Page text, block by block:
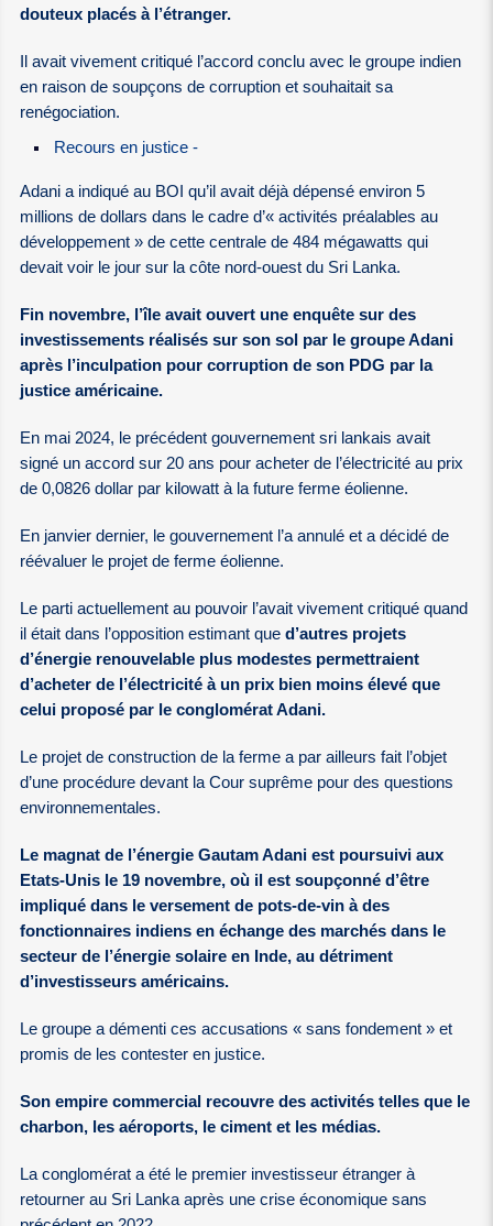
douteux placés à l’étranger.
Il avait vivement critiqué l’accord conclu avec le groupe indien
en raison de soupçons de corruption et souhaitait sa
renégociation.
Recours en justice -
Adani a indiqué au BOI qu’il avait déjà dépensé environ 5
millions de dollars dans le cadre d’« activités préalables au
développement » de cette centrale de 484 mégawatts qui
devait voir le jour sur la côte nord-ouest du Sri Lanka.
Fin novembre, l’île avait ouvert une enquête sur des
investissements réalisés sur son sol par le groupe Adani
après l’inculpation pour corruption de son PDG par la
justice américaine.
En mai 2024, le précédent gouvernement sri lankais avait
signé un accord sur 20 ans pour acheter de l’électricité au prix
de 0,0826 dollar par kilowatt à la future ferme éolienne.
En janvier dernier, le gouvernement l’a annulé et a décidé de
réévaluer le projet de ferme éolienne.
Le parti actuellement au pouvoir l’avait vivement critiqué quand
il était dans l’opposition estimant qued’autres projets
d’énergie renouvelable plus modestes permettraient
d’acheter de l’électricité à un prix bien moins élevé que
celui proposé par le conglomérat Adani.
Le projet de construction de la ferme a par ailleurs fait l’objet
d’une procédure devant la Cour suprême pour des questions
environnementales.
Le magnat de l’énergie Gautam Adani est poursuivi aux
Etats-Unis le 19 novembre, où il est soupçonné d’être
impliqué dans le versement de pots-de-vin à des
fonctionnaires indiens en échange des marchés dans le
secteur de l’énergie solaire en Inde, au détriment
d’investisseurs américains.
Le groupe a démenti ces accusations « sans fondement » et
promis de les contester en justice.
Son empire commercial recouvre des activités telles que le
charbon, les aéroports, le ciment et les médias.
La conglomérat a été le premier investisseur étranger à
retourner au Sri Lanka après une crise économique sans